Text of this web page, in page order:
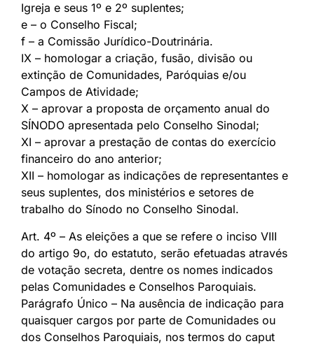
Igreja e seus 1º e 2º suplentes;
e – o Conselho Fiscal;
f – a Comissão Jurídico-Doutrinária.
IX – homologar a criação, fusão, divisão ou
extinção de Comunidades, Paróquias e/ou
Campos de Atividade;
X – aprovar a proposta de orçamento anual do
SÍNODO apresentada pelo Conselho Sinodal;
XI – aprovar a prestação de contas do exercício
financeiro do ano anterior;
XII – homologar as indicações de representantes e
seus suplentes, dos ministérios e setores de
trabalho do Sínodo no Conselho Sinodal.
Art. 4º – As eleições a que se refere o inciso VIII
do artigo 9o, do estatuto, serão efetuadas através
de votação secreta, dentre os nomes indicados
pelas Comunidades e Conselhos Paroquiais.
Parágrafo Único – Na ausência de indicação para
quaisquer cargos por parte de Comunidades ou
dos Conselhos Paroquiais, nos termos do caput